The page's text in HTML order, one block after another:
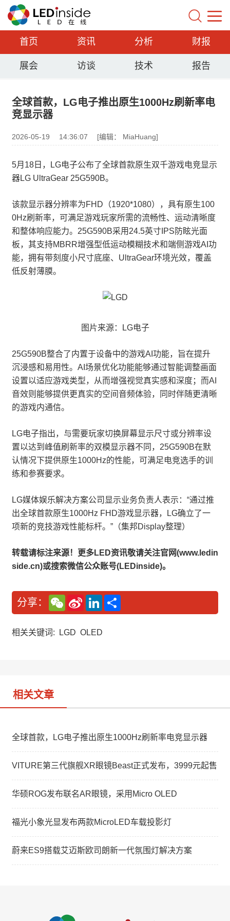
首页 资讯 分析 财报
展会 访谈 技术 报告
全球首款，LG电子推出原生1000Hz刷新率电
竞显示器
2026-05-19 14:36:07 [编辑： MiaHuang]
5月18日，LG电子公布了全球首款原生双千游戏电竞显示
器LG UltraGear 25G590B。
该款显示器分辨率为FHD（1920*1080），具有原生100
0Hz刷新率，可满足游戏玩家所需的流畅性、运动清晰度
和整体响应能力。25G590B采用24.5英寸IPS防眩光面
板，其支持MBRR增强型低运动模糊技术和端侧游戏AI功
能，拥有带刻度小尺寸底座、UltraGear环境光效，覆盖
低反射薄膜。
图片来源：LG电子
25G590B整合了内置于设备中的游戏AI功能，旨在提升
沉浸感和易用性。AI场景优化功能能够通过智能调整画面
设置以适应游戏类型，从而增强视觉真实感和深度；而AI
音效则能够提供更真实的空间音频体验，同时伴随更清晰
的游戏内通信。
LG电子指出，与需要玩家切换屏幕显示尺寸或分辨率设
置以达到峰值刷新率的双模显示器不同，25G590B在默
认情况下提供原生1000Hz的性能，可满足电竞选手的训
练和参赛要求。
LG媒体娱乐解决方案公司显示业务负责人表示：“通过推
出全球首款原生1000Hz FHD游戏显示器，LG确立了一
项新的竞技游戏性能标杆。”（集邦Display整理）
转载请标注来源！更多LED资讯敬请关注官网(www.ledin
side.cn)或搜索微信公众账号(LEDinside)。
分享：
W
e
C
a
S
n
W
L
n
相关关键词: LGD OLED
相关文章
全球首款，LG电子推出原生1000Hz刷新率电竞显示器
VITURE第三代旗舰XR眼镜Beast正式发布，3999元起售
华硕ROG发布联名AR眼镜，采用Micro OLED
福光小象光显发布两款MicroLED车载投影灯
蔚来ES9搭载艾迈斯欧司朗新一代氛围灯解决方案